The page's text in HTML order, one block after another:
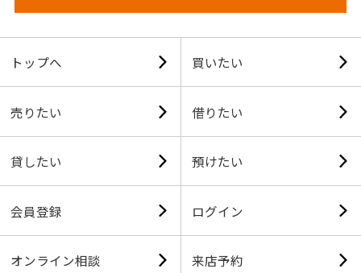
トップへ 買いたい
売りたい 借りたい
貸したい 預けたい
会員登録 ログイン
オンライン相談 来店予約